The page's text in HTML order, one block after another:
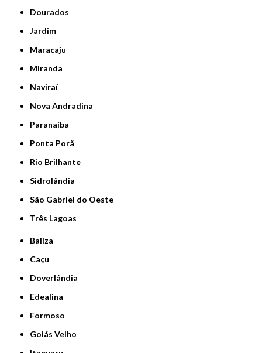
Dourados
Jardim
Maracaju
Miranda
Naviraí
Nova Andradina
Paranaíba
Ponta Porã
Rio Brilhante
Sidrolândia
São Gabriel do Oeste
Três Lagoas
Baliza
Caçu
Doverlândia
Edealina
Formoso
Goiás Velho